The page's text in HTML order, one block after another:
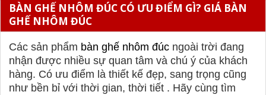
BÀN GHẾ NHÔM ĐÚC CÓ ƯU ĐIỂM GÌ? GIÁ BÀN
GHẾ NHÔM ĐÚC
Các sản phẩm bàn ghế nhôm đúc ngoài trời đang
nhận được nhiều sự quan tâm và chú ý của khách
hàng. Có ưu điểm là thiết kế đẹp, sang trọng cũng
như bền bỉ với thời gian, thời tiết . Hãy cùng tìm